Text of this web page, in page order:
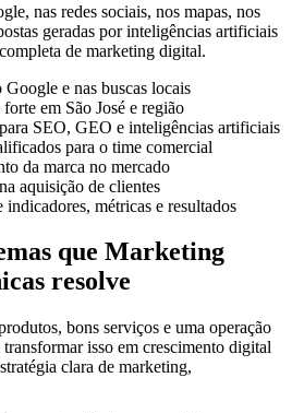
nas redes sociais, nos mapas, nos
geradas por inteligências artificiais
de marketing digital.
e nas buscas locais
em São José e região
SEO, GEO e inteligências artificiais
para o time comercial
da marca no mercado
aquisição de clientes
métricas e resultados
que Marketing
resolve
bons serviços e uma operação
isso em crescimento digital
clara de marketing,